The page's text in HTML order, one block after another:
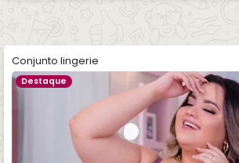
Conjunto lingerie
Destaque